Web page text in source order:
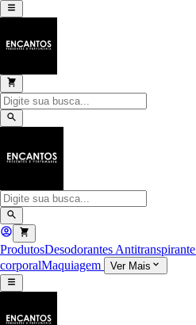
ProdutosDesodorantes Antitranspirante
corporalMaquiagem Ver Mais